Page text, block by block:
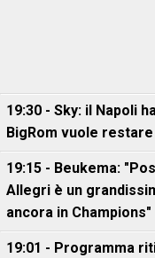
19:30 - Sky: il Napoli
BigRom vuole
19:15 - Beukema:
Allegri è un
ancora in Champions"
19:01 - Programma